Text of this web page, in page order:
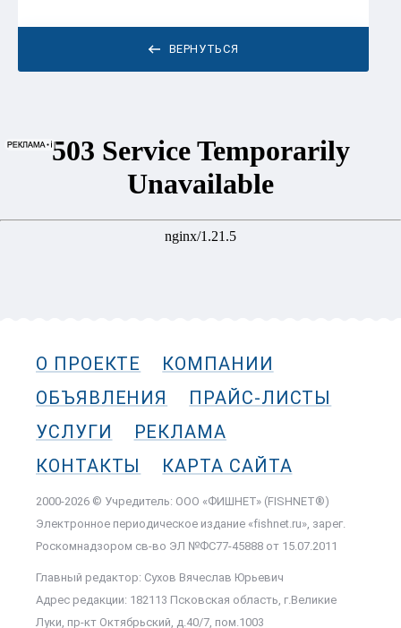
ВЕРНУТЬСЯ
О ПРОЕКТЕ
КОМПАНИИ
ОБЪЯВЛЕНИЯ
ПРАЙС-ЛИСТЫ
УСЛУГИ
РЕКЛАМА
КОНТАКТЫ
КАРТА САЙТА
2000-2026 © Учредитель: ООО «ФИШНЕТ» (FISHNET®)
Электронное периодическое издание «fishnet.ru», зарег.
Роскомнадзором cв-во ЭЛ №ФС77-45888 от 15.07.2011
Главный редактор: Сухов Вячеслав Юрьевич
Адрес редакции: 182113 Псковская область, г.Великие
Луки, пр-кт Октябрьский, д.40/7, пом.1003